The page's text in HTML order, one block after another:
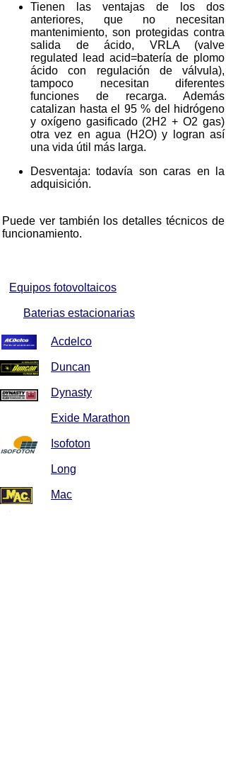
Equipos fotovoltaicos
Baterias estacionarias
Acdelco
Duncan
Dynasty
Exide Marathon
Isofoton
Long
Mac
Tienen las ventajas de los dos
anteriores, que no necesitan
mantenimiento, son protegidas contra
salida de ácido, VRLA (valve
regulated lead acid=batería de plomo
ácido con regulación de válvula),
tampoco necesitan diferentes
funciones de recarga. Además
catalizan hasta el 95 % del hidrógeno
y oxígeno gasificado (2H2 + O2 gas)
otra vez en agua (H2O) y logran así
una vida útil más larga.
Desventaja: todavía son caras en la
adquisición.
Puede ver también los detalles técnicos de
funcionamiento.